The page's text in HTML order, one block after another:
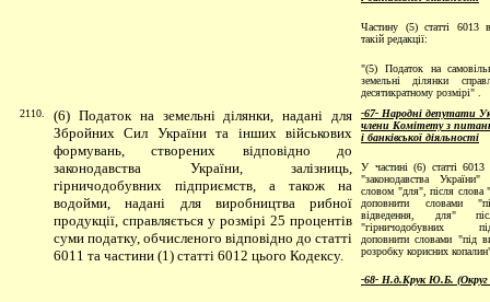
Частину (5) статті 6013
такій редакції:
"(5) Податок на
земельні ділянки
десятикратному розмірі" .
2110.
(6) Податок на земельні ділянки, надані для
Збройних Сил України та інших військових
формувань, створених відповідно до
законодавства України, залізниць,
гірничодобувних підприємств, а також на
водойми, надані для виробництва рибної
продукції, справляється у розмірі 25 процентів
суми податку, обчисленого відповідно до статті
6011 та частини (1) статті 6012 цього Кодексу.
-67- Народні депутати
члени Комітету з
і банківської діяльності
У частині (6) статті 6013
"законодавства України"
словом "для", після слова
доповнити словами
відведення, для"
"гірничодобувних
доповнити словами "під
розробку корисних
-68- Н.д.Крук Ю.Б.